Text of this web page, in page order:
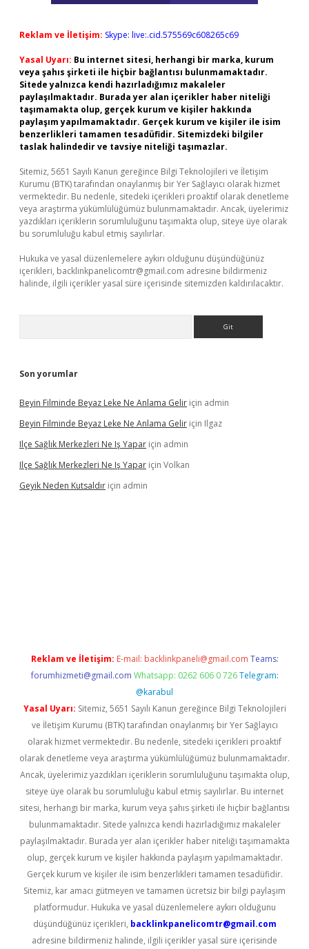
Reklam ve İletişim: Skype: live:.cid.575569c608265c69
Yasal Uyarı: Bu internet sitesi, herhangi bir marka, kurum
veya şahıs şirketi ile hiçbir bağlantısı bulunmamaktadır.
Sitede yalnızca kendi hazırladığımız makaleler
paylaşılmaktadır. Burada yer alan içerikler haber niteliği
taşımamakta olup, gerçek kurum ve kişiler hakkında
paylaşım yapılmamaktadır. Gerçek kurum ve kişiler ile isim
benzerlikleri tamamen tesadüfidir. Sitemizdeki bilgiler
taslak halindedir ve tavsiye niteliği taşımazlar.
Sitemiz, 5651 Sayılı Kanun gereğince Bilgi Teknolojileri ve İletişim
Kurumu (BTK) tarafından onaylanmış bir Yer Sağlayıcı olarak hizmet
vermektedir. Bu nedenle, sitedeki içerikleri proaktif olarak denetleme
veya araştırma yükümlülüğümüz bulunmamaktadır. Ancak, üyelerimiz
yazdıkları içeriklerin sorumluluğunu taşımakta olup, siteye üye olarak
bu sorumluluğu kabul etmiş sayılırlar.
Hukuka ve yasal düzenlemelere aykırı olduğunu düşündüğünüz
içerikleri, backlinkpanelicomtr@gmail.com adresine bildirmeniz
halinde, ilgili içerikler yasal süre içerisinde sitemizden kaldırılacaktır.
Son yorumlar
Beyin Filminde Beyaz Leke Ne Anlama Gelir için admin
Beyin Filminde Beyaz Leke Ne Anlama Gelir için Ilgaz
Ilçe Sağlık Merkezleri Ne Iş Yapar için admin
Ilçe Sağlık Merkezleri Ne Iş Yapar için Volkan
Geyik Neden Kutsaldır için admin
Reklam ve İletişim: E-mail: backlinkpaneli@gmail.com Teams:
forumhizmeti@gmail.com Whatsapp: 0262 606 0 726 Telegram:
@karabul
Yasal Uyarı: Sitemiz, 5651 Sayılı Kanun gereğince Bilgi Teknolojileri
ve İletişim Kurumu (BTK) tarafından onaylanmış bir Yer Sağlayıcı
olarak hizmet vermektedir. Bu nedenle, sitedeki içerikleri proaktif
olarak denetleme veya araştırma yükümlülüğümüz bulunmamaktadır.
Ancak, üyelerimiz yazdıkları içeriklerin sorumluluğunu taşımakta olup,
siteye üye olarak bu sorumluluğu kabul etmiş sayılırlar. Bu internet
sitesi, herhangi bir marka, kurum veya şahıs şirketi ile hiçbir bağlantısı
bulunmamaktadır. Sitede yalnızca kendi hazırladığımız makaleler
paylaşılmaktadır. Burada yer alan içerikler haber niteliği taşımamakta
olup, gerçek kurum ve kişiler hakkında paylaşım yapılmamaktadır.
Gerçek kurum ve kişiler ile isim benzerlikleri tamamen tesadüfidir.
Sitemiz, kar amacı gütmeyen ve tamamen ücretsiz bir bilgi paylaşım
platformudur. Hukuka ve yasal düzenlemelere aykırı olduğunu
düşündüğünüz içerikleri, backlinkpanelicomtr@gmail.com
adresine bildirmeniz halinde, ilgili içerikler yasal süre içerisinde